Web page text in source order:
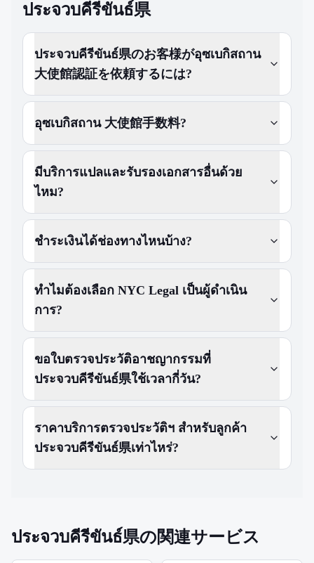
ประจวบคีรีขันธ์県
ประจวบคีรีขันธ์県のお客様がอุซเบกิสถาน
大使館認証を依頼するには?
อุซเบกิสถาน 大使館手数料?
มีบริการแปลและรับรองเอกสารอื่นด้วย
ไหม?
ชำระเงินได้ช่องทางไหนบ้าง?
ทำไมต้องเลือก NYC Legal เป็นผู้ดำเนิน
การ?
ขอใบตรวจประวัติอาชญากรรมที่
ประจวบคีรีขันธ์県ใช้เวลากี่วัน?
ราคาบริการตรวจประวัติฯ สำหรับลูกค้า
ประจวบคีรีขันธ์県เท่าไหร่?
ประจวบคีรีขันธ์県の関連サービス